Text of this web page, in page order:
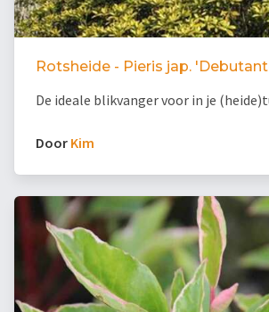
Rotsheide - Pieris jap.
De ideale blikvanger voor in je
Door Kim